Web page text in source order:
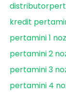
kredit
pertamini 1
pertamini 2
pertamini 3
pertamini 4